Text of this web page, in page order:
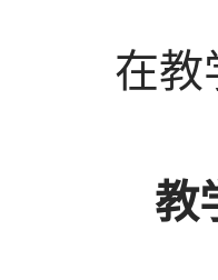
在教
教